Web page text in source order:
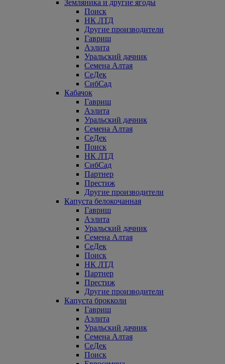
Земляника и другие ягоды
Поиск
НК ЛТД
Другие производители
Гавриш
Аэлита
Уральский дачник
Семена Алтая
СеДек
СибСад
Кабачок
Гавриш
Аэлита
Уральский дачник
Семена Алтая
СеДек
Поиск
НК ЛТД
СибСад
Партнер
Престиж
Другие производители
Капуста белокочанная
Гавриш
Аэлита
Уральский дачник
Семена Алтая
СеДек
Поиск
НК ЛТД
Партнер
Престиж
Другие производители
Капуста брокколи
Гавриш
Аэлита
Уральский дачник
Семена Алтая
СеДек
Поиск